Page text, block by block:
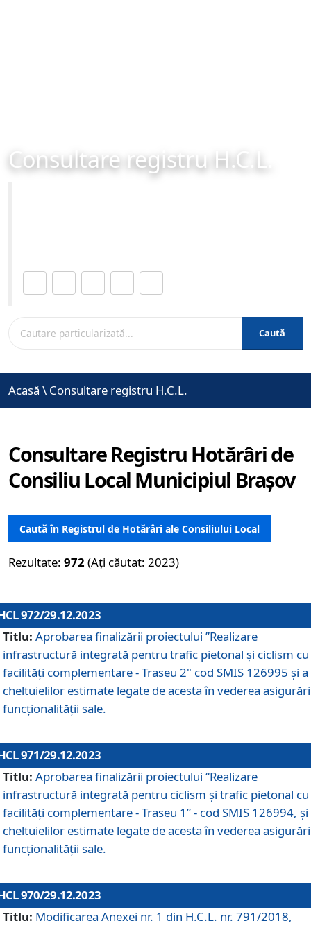
Consultare registru H.C.L.
Caută
Acasă \ Consultare registru H.C.L.
Consultare Registru Hotărâri de
Consiliu Local Municipiul Brașov
Caută în Registrul de Hotărâri ale Consiliului Local
Rezultate: 972 (Ați căutat: 2023)
972/29.12.2023
Titlu: Aprobarea finalizării proiectului ”Realizare
infrastructură integrată pentru trafic pietonal și ciclism cu
facilități complementare - Traseu 2" cod SMIS 126995 și a
cheltuielilor estimate legate de acesta în vederea
funcționalității sale.
971/29.12.2023
Titlu: Aprobarea finalizării proiectului “Realizare
infrastructură integrată pentru ciclism şi trafic pietonal cu
facilităţi complementare - Traseu 1” - cod SMIS 126994, și
cheltuielilor estimate legate de acesta în vederea
funcționalității sale.
970/29.12.2023
Titlu: Modificarea Anexei nr. 1 din H.C.L. nr. 791/2018,